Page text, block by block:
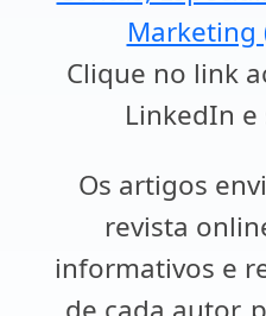
Marketing
Clique no link
LinkedIn e
Os artigos
revista
informativos e